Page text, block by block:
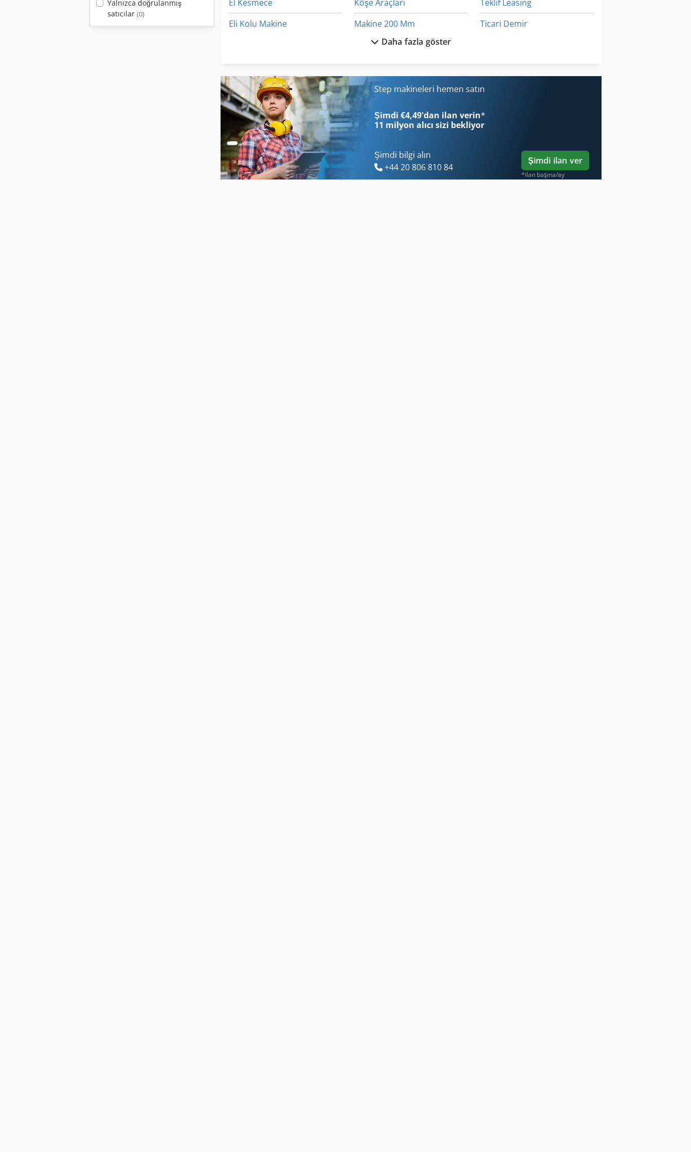
Yalnızca doğrulanmış
satıcılar (0)
El Kesmece
Eli Kolu Makine
Izlenen Araç
Ka 77
Köşe Araçları
Makine 200 Mm
Makine Dengeleme
Makine Merkezi
Teklif Leasing
Ticari Demir
Daha fazla göster
Step makineleri hemen satın
Şimdi €4,49'dan ilan verin*
11 milyon alıcı sizi bekliyor
Şimdi bilgi alın
+44 20 806 810 84
Şimdi ilan ver
*ilan başına/ay